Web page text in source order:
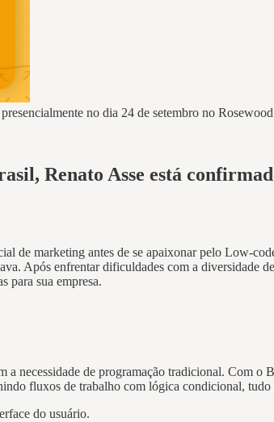
no dia 24 de setembro no
Renato Asse está
de marketing antes de se apaixonar pelo Low-
Após enfrentar dificuldades com a diversidade
para sua empresa.
necessidade de programação tradicional. Com o
fluxos de trabalho com lógica condicional,
do usuário.